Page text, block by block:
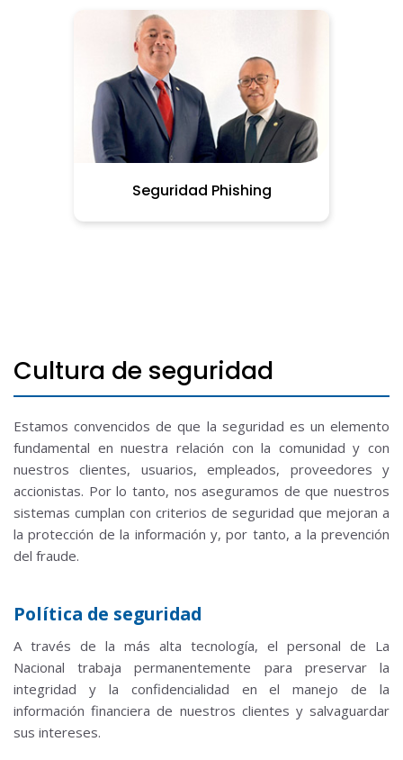
Seguridad Phishing
Cultura de seguridad
Estamos convencidos de que la seguridad es un elemento
fundamental en nuestra relación con la comunidad y con
nuestros clientes, usuarios, empleados, proveedores y
accionistas. Por lo tanto, nos aseguramos de que nuestros
sistemas cumplan con criterios de seguridad que mejoran a
la protección de la información y, por tanto, a la prevención
del fraude.
Política de seguridad
A través de la más alta tecnología, el personal de La
Nacional trabaja permanentemente para preservar la
integridad y la confidencialidad en el manejo de la
información financiera de nuestros clientes y salvaguardar
sus intereses.